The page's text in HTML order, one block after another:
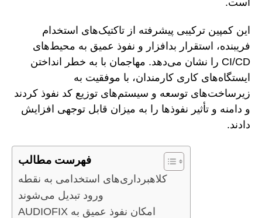
این کمپین ترکیبی پیشرفته از تاکتیک‌های استخدام
فریبنده، استقرار بدافزار و نفوذ عمیق به محیط‌های
CI/CD را نشان می‌دهد. مهاجمان با به خطر انداختن
ایستگاه‌های کاری کارمندان، با موفقیت به
زیرساخت‌های توسعه و سیستم‌های توزیع کد نفوذ کردند
و دامنه و تأثیر نفوذها را به میزان قابل توجهی افزایش
دادند.
فهرست مطالب
کلاهبرداری‌های استخدامی به نقطه
ورود تبدیل می‌شوند
AUDIOFIX امکان نفوذ عمیق به